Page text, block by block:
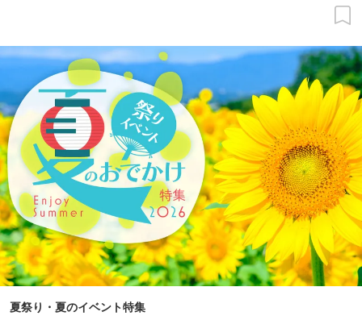
夏祭り・夏のイベント特集